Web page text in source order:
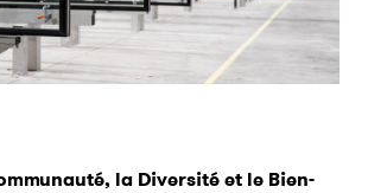
la Diversité et le Bien-